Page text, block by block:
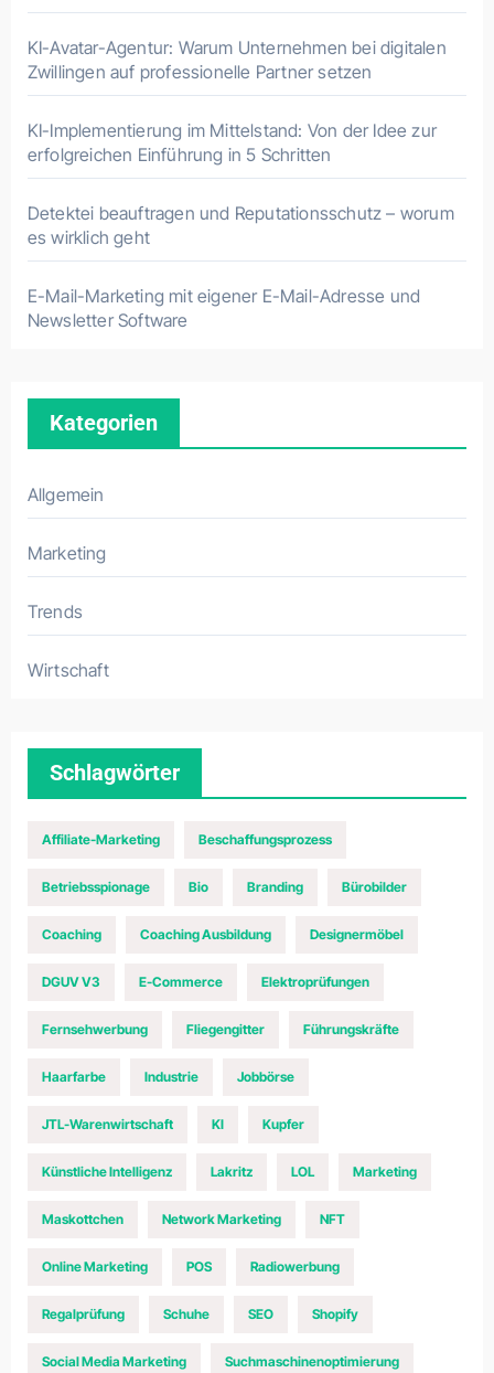
KI-Avatar-Agentur: Warum Unternehmen bei digitalen
Zwillingen auf professionelle Partner setzen
KI-Implementierung im Mittelstand: Von der Idee zur
erfolgreichen Einführung in 5 Schritten
Detektei beauftragen und Reputationsschutz – worum
es wirklich geht
E-Mail-Marketing mit eigener E-Mail-Adresse und
Newsletter Software
Kategorien
Allgemein
Marketing
Trends
Wirtschaft
Schlagwörter
Affiliate-Marketing Beschaffungsprozess
Betriebsspionage Bio Branding Bürobilder
Coaching Coaching Ausbildung Designermöbel
DGUV V3 E-Commerce Elektroprüfungen
Fernsehwerbung Fliegengitter Führungskräfte
Haarfarbe Industrie Jobbörse
JTL-Warenwirtschaft KI Kupfer
Künstliche Intelligenz Lakritz LOL Marketing
Maskottchen Network Marketing NFT
Online Marketing POS Radiowerbung
Regalprüfung Schuhe SEO Shopify
Social Media Marketing Suchmaschinenoptimierung